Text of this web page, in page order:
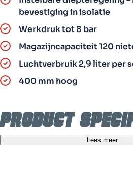
bevestiging in isolatie
Werkdruk tot 8 bar
Magazijncapaciteit 120
Luchtverbruik 2,9 liter per
400 mm hoog
Product
Lees meer